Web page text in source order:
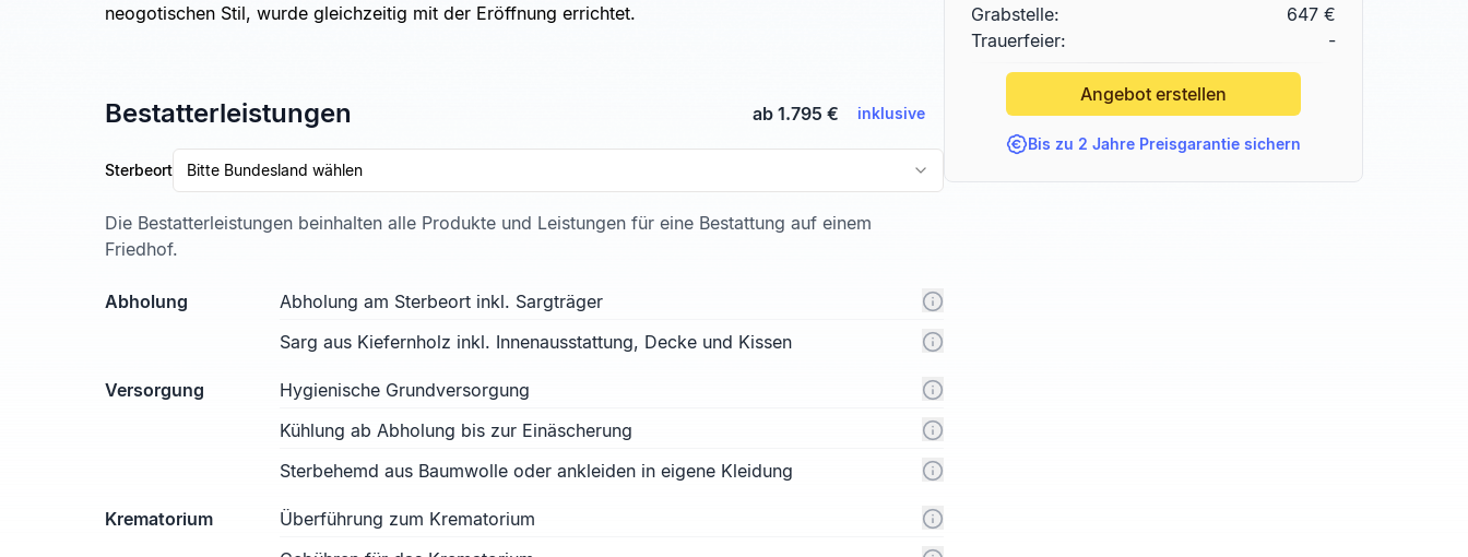
neogotischen Stil, wurde gleichzeitig mit der Eröffnung errichtet.
Bestatterleistungen ab 1.795 € inklusive
Sterbeort Bitte Bundesland wählen
Die Bestatterleistungen beinhalten alle Produkte und Leistungen für eine Bestattung auf einem
Friedhof.
Abholung
Abholung am Sterbeort inkl. Sargträger
Sarg aus Kiefernholz inkl. Innenausstattung, Decke und Kissen
Versorgung
Hygienische Grundversorgung
Kühlung ab Abholung bis zur Einäscherung
Sterbehemd aus Baumwolle oder ankleiden in eigene Kleidung
Krematorium
Überführung zum Krematorium
Grabstelle:
647 €
Trauerfeier:
-
Angebot erstellen
Bis zu 2 Jahre Preisgarantie sichern